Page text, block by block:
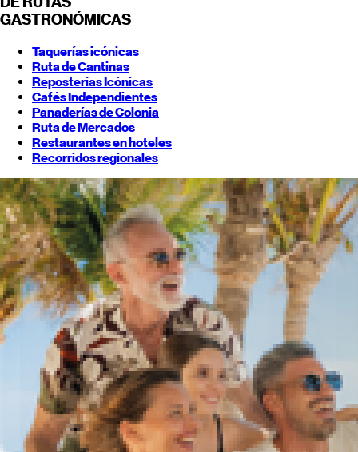
GASTRONÓMICAS
Taquerías icónicas
Ruta de Cantinas
Reposterías Icónicas
Cafés Independientes
Panaderías de Colonia
Ruta de Mercados
Restaurantes en hoteles
Recorridos regionales